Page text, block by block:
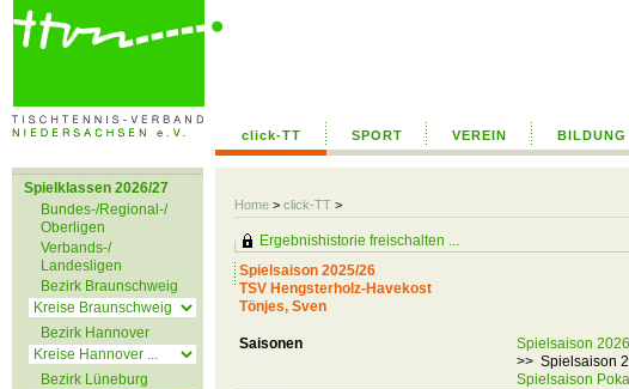
click-TT SPORT VEREIN BILDUNG
Home > click-TT >
Spielklassen 2026/27
Bundes-/Regional-/
Oberligen
Verbands-/
Landesligen
Bezirk Braunschweig
Bezirk Hannover
Bezirk Lüneburg
Ergebnishistorie freischalten ...
Spielsaison 2025/26
TSV Hengsterholz-Havekost
Tönjes, Sven
Saisonen
Spielsaison
>> Spielsaison
Spielsaison